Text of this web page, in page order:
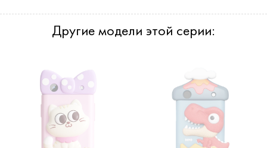
Другие модели этой серии: